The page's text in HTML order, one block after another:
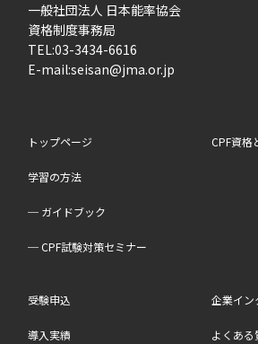
一般社団法人 日本能率協会
資格制度事務局
TEL:03-3434-6616
E-mail:seisan@jma.or.jp
トップページ CPF資格
学習の方法
─ ガイドブック
─ CPF試験対策セミナー
受験申込 企業イン
導入実績 よくある